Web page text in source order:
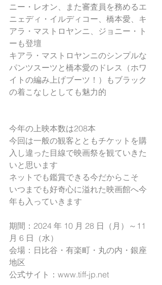
ニー・レオン、また審査員を務めるエ
ニェディ・イルディコー、橋本愛、キ
アラ・マストロヤンニ、ジョニー・ト
ーも登壇
キアラ・マストロヤンニのシンプルな
パンツスーツと橋本愛のドレス（ホワ
イトの編み上げブーツ！）もブラック
の着こなしとしても魅力的
今年の上映本数は208本
今回は一般の観客とともチケットを購
入し違った目線で映画祭を観ていきた
いと思います
ネットでも鑑賞できる今だからこそ
いつまでも好奇心に溢れた映画館へ今
年も入っていきます
期間：2024 年 10 月 28 日（月）～11
月 6 日（水）
会場：日比谷・有楽町・丸の内・銀座
地区
公式サイト：www.tiff-jp.net